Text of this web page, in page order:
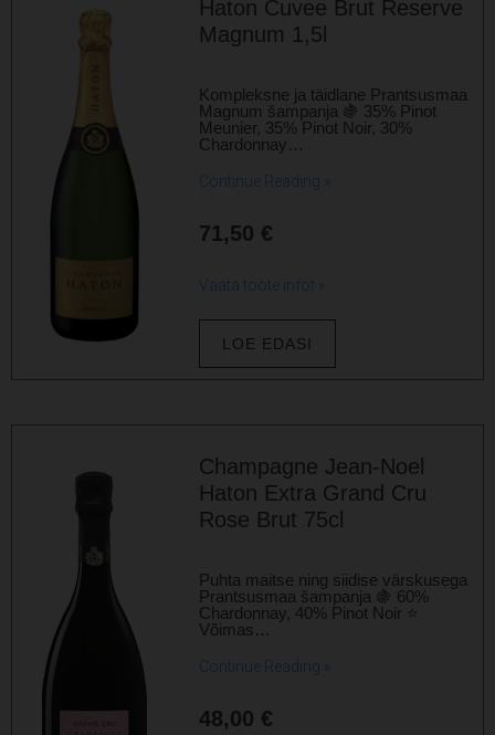
Haton Cuvee Brut Reserve
Magnum 1,5l
Kompleksne ja täidlane Prantsusmaa
Magnum šampanja 🍇 35% Pinot
Meunier, 35% Pinot Noir, 30%
Chardonnay…
Continue Reading »
71,50 €
Vaata toote infot »
LOE EDASI
Champagne Jean-Noel
Haton Extra Grand Cru
Rose Brut 75cl
Puhta maitse ning siidise värskusega
Prantsusmaa šampanja 🍇 60%
Chardonnay, 40% Pinot Noir ⭐
Võimas…
Continue Reading »
48,00 €